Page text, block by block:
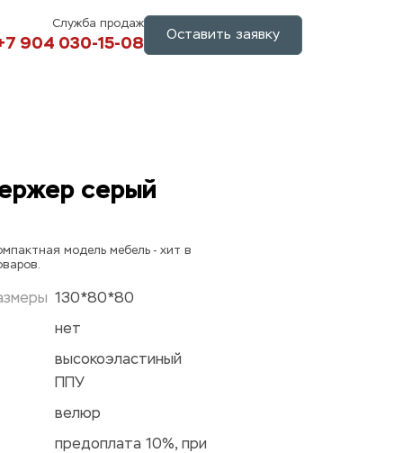
Служба продаж
904 030-15-08 Оставить заявку
серый
модель мебель - хит в
130*80*80
нет
высокоэластиный
ППУ
велюр
предоплата 10%, при